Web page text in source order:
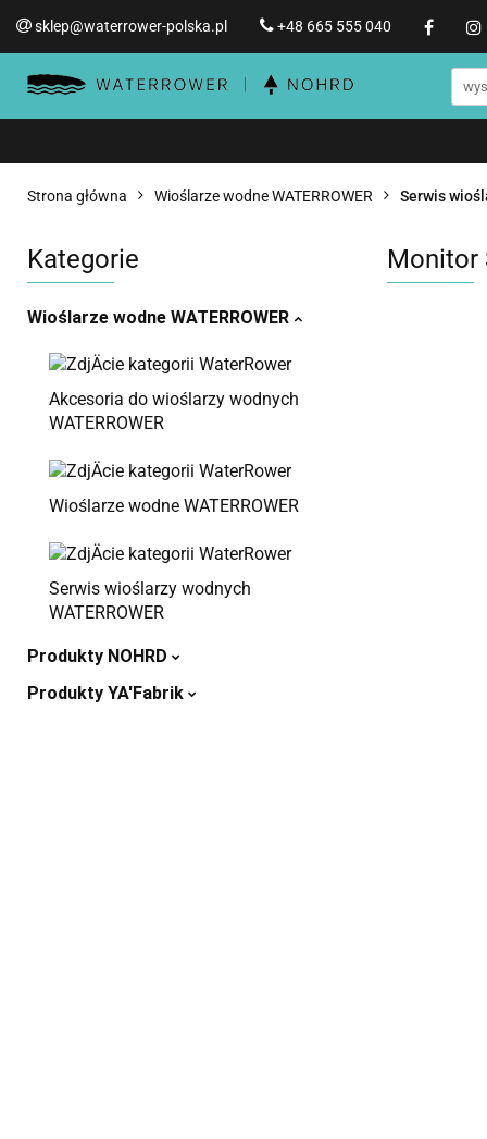
sklep@waterrower-polska.pl +48 665 555 040
Wioślarze wodne
Informacje o WATERROWER
Promocje %
Strona główna Wioślarze wodne WATERROWER Serwis
Kategorie
Wioślarze wodne WATERROWER
Akcesoria do wioślarzy wodnych
WATERROWER
Wioślarze wodne WATERROWER
Serwis wioślarzy wodnych
WATERROWER
Produkty NOHRD
Produkty YA'Fabrik
Monitor